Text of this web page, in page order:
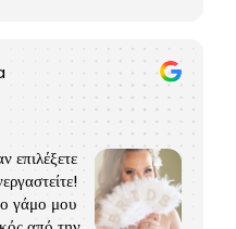
επιλέξετε
γάμο μου